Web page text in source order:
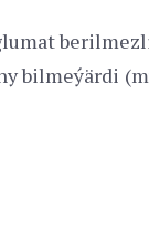
bilmeýärdi